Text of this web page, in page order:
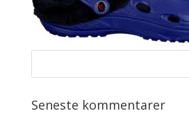
Seneste kommentarer